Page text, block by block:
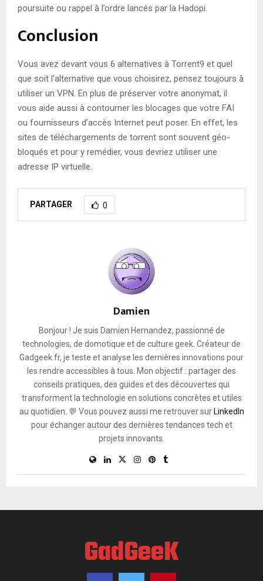
poursuite ou rappel à l’ordre lancés par la Hadopi.
Conclusion
Vous avez devant vous 6 alternatives à Torrent9 et quel
que soit l’alternative que vous choisirez, pensez toujours à
utiliser un VPN. En plus de préserver votre anonymat, il
vous aide aussi à contourner les blocages que votre FAI
ou fournisseurs d’accès Internet peut poser. En effet, les
sites de téléchargements de torrent sont souvent géo-
bloqués et pour y remédier, vous devriez utiliser une
adresse IP virtuelle.
PARTAGER 0
Damien
Bonjour ! Je suis Damien Hernandez, passionné de
technologies, de domotique et de culture geek. Créateur de
Gadgeek.fr, je teste et analyse les dernières innovations pour
les rendre accessibles à tous. Mon objectif : partager des
conseils pratiques, des guides et des découvertes qui
transforment la technologie en solutions concrètes et utiles
au quotidien. 💬 Vous pouvez aussi me retrouver sur LinkedIn
pour échanger autour des dernières tendances tech et
projets innovants.
GadGeeK